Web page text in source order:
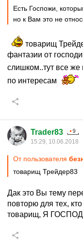
Есть Госпожи,
но к Вам это не
товарищ
фантазии от
слишком..тут все
по интересам
Trader83
15:29, 10.06.2018
От пользователя
товарищ Трейдер83
Дак это Вы тему
повторю для тех,
товарищ, Я